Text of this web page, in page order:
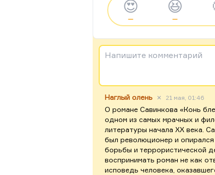
😍
—
😆
—
Напишите комментарий
Наглый олень ✕ 21 мая, 01:46
О романе Савинкова «Конь
одном из самых мрачных и
литературы начала XX века.
был революционер и
борьбы и террористической
воспринимать роман не как
исповедь человека,